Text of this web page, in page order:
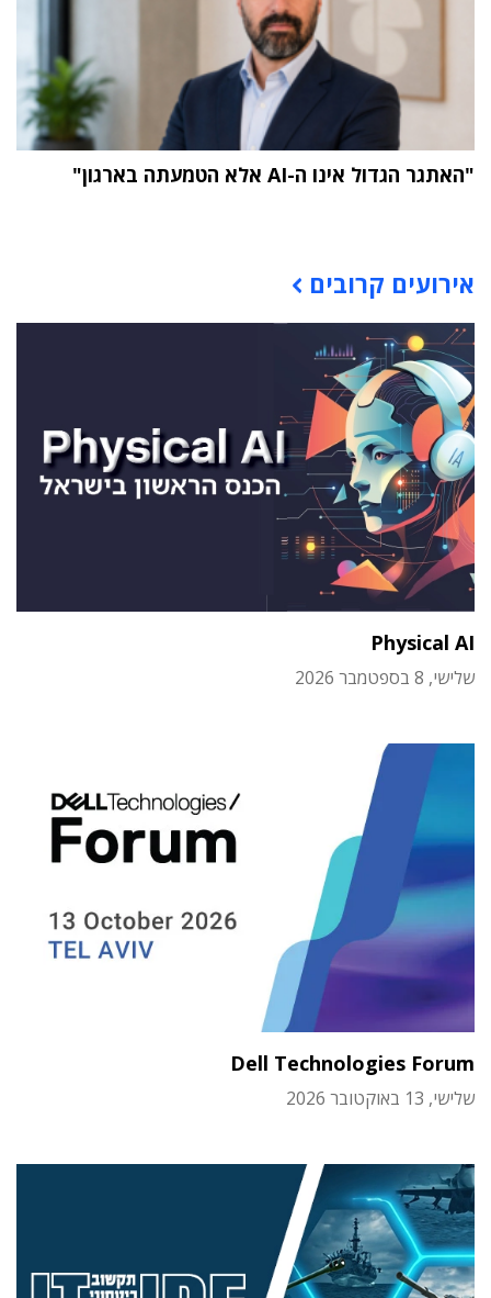
"האתגר הגדול אינו ה-AI אלא הטמעתה בארגון"
אירועים קרובים
Physical AI
שלישי, 8 בספטמבר 2026
Dell Technologies Forum
שלישי, 13 באוקטובר 2026